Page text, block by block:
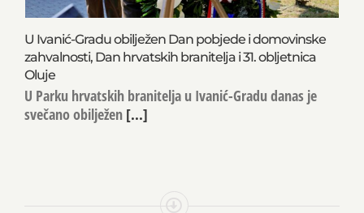
U Ivanić-Gradu obilježen Dan pobjede i domovinske
zahvalnosti, Dan hrvatskih branitelja i 31. obljetnica
Oluje
U Parku hrvatskih branitelja u Ivanić-Gradu danas je
svečano obilježen [...]